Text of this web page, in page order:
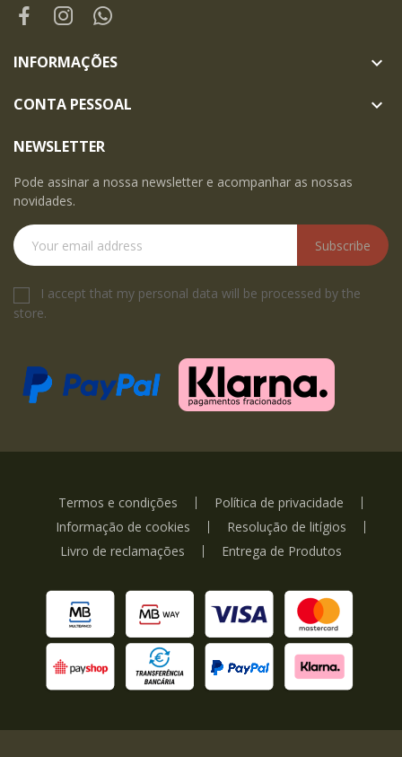
INFORMAÇÕES 
CONTA PESSOAL 
NEWSLETTER
Pode assinar a nossa newsletter e acompanhar as nossas
novidades.
Subscribe
I accept that my personal data will be processed by the
store.
Termos e condições
Política de privacidade
Informação de cookies
Resolução de litígios
Livro de reclamações
Entrega de Produtos